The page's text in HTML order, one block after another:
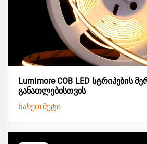
Lumimore COB LED სტრიპების
განათლებისთვის
Ნახეთ მეტი